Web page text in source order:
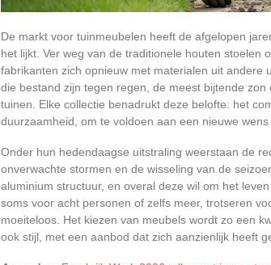
De markt voor tuinmeubelen heeft de afgelopen
het lijkt. Ver weg van de traditionele houten stoelen
fabrikanten zich opnieuw met materialen uit andere
die bestand zijn tegen regen, de meest bijtende
tuinen. Elke collectie benadrukt deze belofte: het
duurzaamheid, om te voldoen aan een nieuwe
Onder hun hedendaagse uitstraling weerstaan de
onverwachte stormen en de wisseling van de
aluminium structuur, en overal deze wil om het
soms voor acht personen of zelfs meer, trotseren
moeiteloos. Het kiezen van meubels wordt zo een
ook stijl, met een aanbod dat zich aanzienlijk heeft